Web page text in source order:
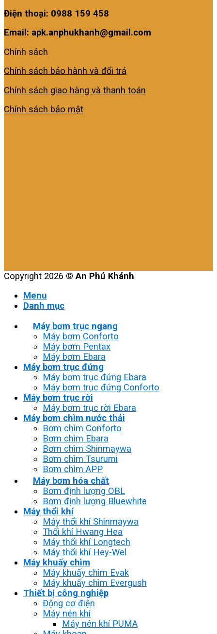
Điện thoại: 0988 159 458
Email: apk.anphukhanh@gmail.com
Chính sách
Chính sách bảo hành và đổi trả
Chính sách giao hàng và thanh toán
Chính sách bảo mật
Copyright 2026 ©An Phú Khánh
Menu
Danh mục
Máy bơm trục ngang
Máy bơm Conforto
Máy bơm Pentax
Máy bơm Ebara
Máy bơm trục đứng
Máy bơm trục đứng Ebara
Máy bơm trục đứng Conforto
Máy bơm trục rời
Máy bơm trục rời Ebara
Máy bơm chìm nước thải
Bơm chìm Conforto
Bơm chìm Ebara
Bơm chìm Shinmaywa
Bơm chìm Tsurumi
Bơm chìm APP
Máy bơm hóa chất
Bơm định lượng OBL
Bơm định lượng Bluewhite
Máy thổi khí
Máy thổi khí Shinmaywa
Thổi khí Hwang Hea
Máy thổi khí Longtech
Máy thổi khí Hey-Wel
Máy khuấy chìm
Máy khuấy chìm Evak
Máy khuấy chìm Evergush
Thiết bị công nghiệp
Động cơ điện
Máy nén khí
Máy nén khí PUMA